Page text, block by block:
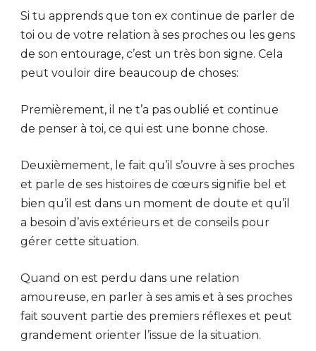
Si tu apprends que ton ex continue de parler de
toi ou de votre relation à ses proches ou les gens
de son entourage, c’est un très bon signe. Cela
peut vouloir dire beaucoup de choses:
Premièrement, il ne t’a pas oublié et continue
de penser à toi, ce qui est une bonne chose.
Deuxièmement, le fait qu’il s’ouvre à ses proches
et parle de ses histoires de cœurs signifie bel et
bien qu’il est dans un moment de doute et qu’il
a besoin d’avis extérieurs et de conseils pour
gérer cette situation.
Quand on est perdu dans une relation
amoureuse, en parler à ses amis et à ses proches
fait souvent partie des premiers réflexes et peut
grandement orienter l’issue de la situation.